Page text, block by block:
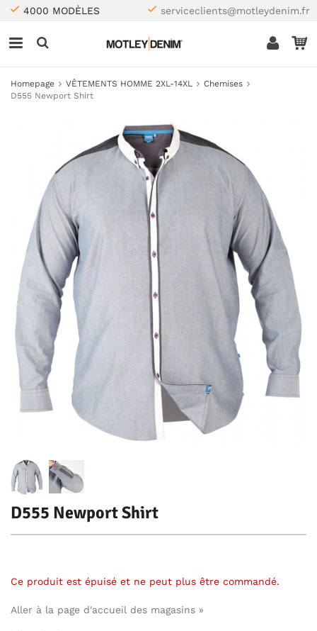
4000 MODÈLES serviceclients@motleydenim.fr
Homepage VÊTEMENTS HOMME 2XL-14XL
Chemises
D555 Newport Shirt
D555 Newport Shirt
Ce produit est épuisé et ne peut plus être commandé.
Aller à la page d'accueil des magasins »